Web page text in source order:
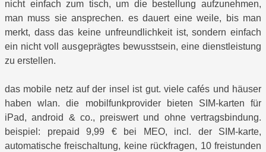
nicht einfach zum tisch, um die bestellung aufzunehmen,
man muss sie ansprechen. es dauert eine weile, bis man
merkt, dass das keine unfreundlichkeit ist, sondern einfach
ein nicht voll ausgeprägtes bewusstsein, eine dienstleistung
zu erstellen.
das mobile netz auf der insel ist gut. viele cafés und häuser
haben wlan. die mobilfunkprovider bieten SIM-karten für
iPad, android & co., preiswert und ohne vertragsbindung.
beispiel: prepaid 9,99 € bei MEO, incl. der SIM-karte,
automatische freischaltung, keine rückfragen, 10 freistunden